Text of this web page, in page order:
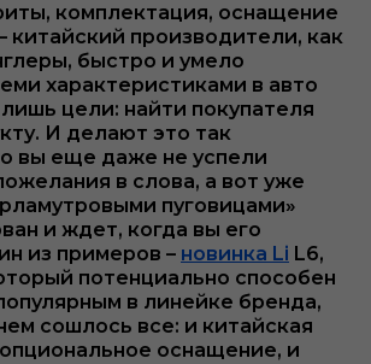
комплектация, оснащение
китайский производители, как
быстро и умело
характеристиками в авто
цели: найти покупателя
И делают это так
вы еще даже не успели
в слова, а вот уже
пуговицами»
и ждет, когда вы его
из примеров – новинка Li L6,
потенциально способен
в линейке бренда,
сошлось все: и китайская
оснащение, и